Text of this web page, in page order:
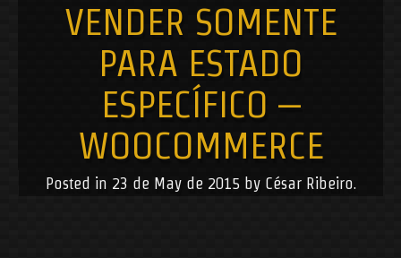
VENDER SOMENTE
PARA ESTADO
ESPECÍFICO –
WOOCOMMERCE
Posted in 23 de May de 2015 by César Ribeiro.